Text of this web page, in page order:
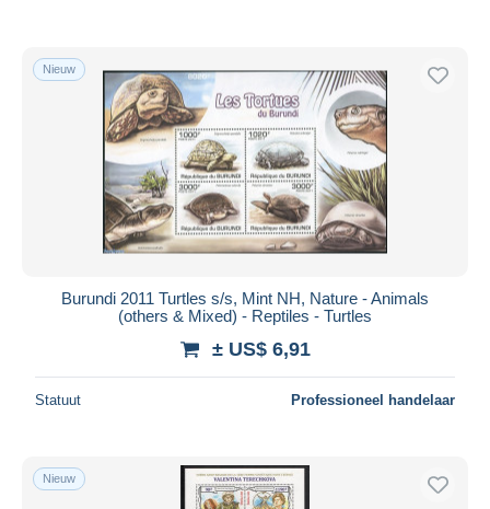
Nieuw
Burundi 2011 Turtles s/s, Mint NH, Nature - Animals
(others & Mixed) - Reptiles - Turtles
± US$ 6,91
Statuut Professioneel handelaar
Nieuw